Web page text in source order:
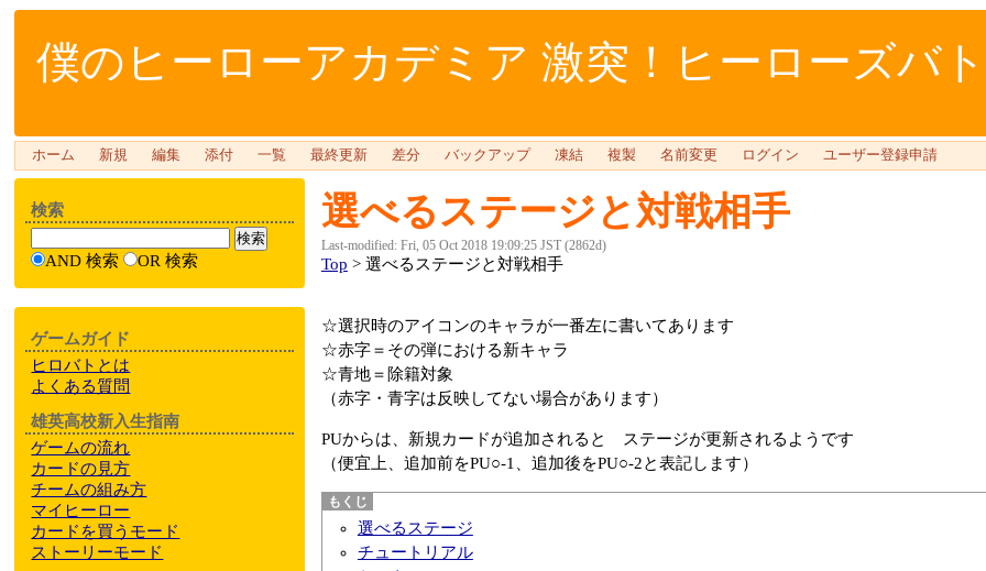
僕のヒーローアカデミア 激突！ヒーローズバ
ホーム 新規 編集 添付 一覧 最終更新 差分 バックアップ 凍結 複製 名前変更 ログイン ユーザー登録申請
選べるステージと対戦相手
Last-modified: Fri, 05 Oct 2018 19:09:25 JST (2862d)
Top > 選べるステージと対戦相手
☆選択時のアイコンのキャラが一番左に書いてあります
☆赤字＝その弾における新キャラ
☆青地＝除籍対象
（赤字・青字は反映してない場合があります）
PUからは、新規カードが追加されると ステージが更新されるようです
（便宜上、追加前をPU○-1、追加後をPU○-2と表記します）
選べるステージ
チュートリアル
検索
AND 検索 OR 検索
ゲームガイド
ヒロバトとは
よくある質問
雄英高校新入生指南
ゲームの流れ
カードの見方
チームの組み方
マイヒーロー
カードを買うモード
ストーリーモード